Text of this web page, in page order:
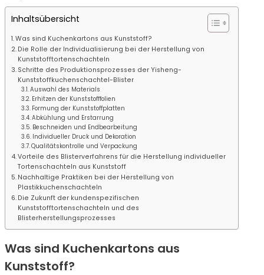
Inhaltsübersicht
Was sind Kuchenkartons aus Kunststoff?
Die Rolle der Individualisierung bei der Herstellung von
Kunststofftortenschachteln
Schritte des Produktionsprozesses der Yisheng-
Kunststoffkuchenschachtel-Blister
Auswahl des Materials
Erhitzen der Kunststofffolien
Formung der Kunststoffplatten
Abkühlung und Erstarrung
Beschneiden und Endbearbeitung
Individueller Druck und Dekoration
Qualitätskontrolle und Verpackung
Vorteile des Blisterverfahrens für die Herstellung individueller
Tortenschachteln aus Kunststoff
Nachhaltige Praktiken bei der Herstellung von
Plastikkuchenschachteln
Die Zukunft der kundenspezifischen
Kunststofftortenschachteln und des
Blisterherstellungsprozesses
Was sind Kuchenkartons aus
Kunststoff?